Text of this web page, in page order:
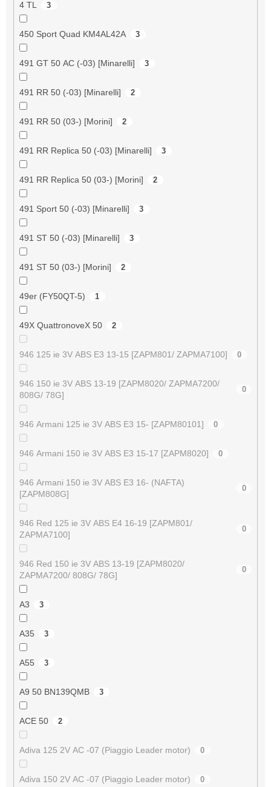
4 TL 3
450 Sport Quad KM4AL42A 3
491 GT 50 AC (-03) [Minarelli] 3
491 RR 50 (-03) [Minarelli] 2
491 RR 50 (03-) [Morini] 2
491 RR Replica 50 (-03) [Minarelli] 3
491 RR Replica 50 (03-) [Morini] 2
491 Sport 50 (-03) [Minarelli] 3
491 ST 50 (-03) [Minarelli] 3
491 ST 50 (03-) [Morini] 2
49er (FY50QT-5) 1
49X QuattronoveX 50 2
946 125 ie 3V ABS E3 13-15 [ZAPM801/ ZAPMA7100] 0
946 150 ie 3V ABS 13-19 [ZAPM8020/ ZAPMA7200/
808G/ 78G]
0
946 Armani 125 ie 3V ABS E3 15- [ZAPM80101] 0
946 Armani 150 ie 3V ABS E3 15-17 [ZAPM8020] 0
946 Armani 150 ie 3V ABS E3 16- (NAFTA)
[ZAPM808G]
0
946 Red 125 ie 3V ABS E4 16-19 [ZAPM801/
ZAPMA7100]
0
946 Red 150 ie 3V ABS 13-19 [ZAPM8020/
ZAPMA7200/ 808G/ 78G]
0
A3 3
A35 3
A55 3
A9 50 BN139QMB 3
ACE 50 2
Adiva 125 2V AC -07 (Piaggio Leader motor) 0
Adiva 150 2V AC -07 (Piaggio Leader motor) 0